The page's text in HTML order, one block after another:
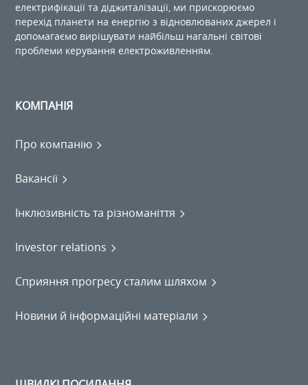
електрифікації та діджиталізації, ми прискорюємо
перехід планети на енергію з відновлюваних джерел і
допомагаємо вирішувати найбільш нагальні світові
проблеми керування електроживленням.
КОМПАНІЯ
Про компанію
Вакансії
Інклюзивність та різноманіття
Investor relations
Сприяння прогресу сталим шляхом
Новини й інформаційні матеріали